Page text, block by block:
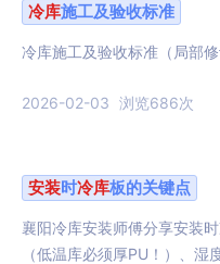
冷库施工及验收标准
冷库施工及验收标准（局部修
2026-02-03 浏览686次
安装时冷库板的关键点
襄阳冷库安装师傅分享安装
（低温库必须厚PU！）、湿